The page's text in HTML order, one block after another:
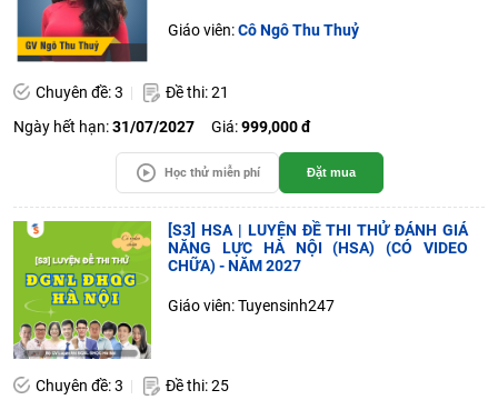
Giáo viên:Cô Ngô Thu Thuỷ
Chuyên đề: 3
Đề thi: 21
Ngày hết hạn:31/07/2027 Giá:999,000 đ
Học thử miễn phí Đặt mua
[S3] HSA | LUYỆN ĐỀ THI THỬ ĐÁNH GIÁ
NĂNG LỰC HÀ NỘI (HSA) (CÓ VIDEO
CHỮA) - NĂM 2027
Giáo viên: Tuyensinh247
Chuyên đề: 3
Đề thi: 25